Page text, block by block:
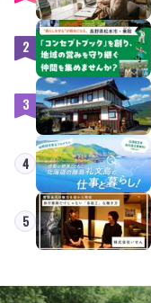
2
3
4
5